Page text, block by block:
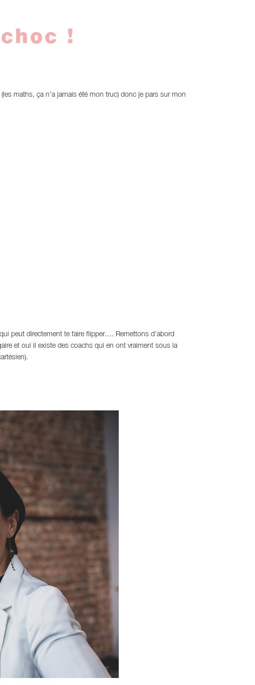
!
maths, ça n’a jamais été mon truc) donc je pars sur mon
peut directement te faire flipper…. Remettons d’abord
et oui il existe des coachs qui en ont vraiment sous la